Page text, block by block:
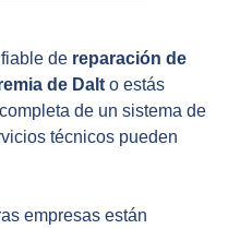
de reparación de
de Dalt o estás
de un sistema de
técnicos pueden
empresas están